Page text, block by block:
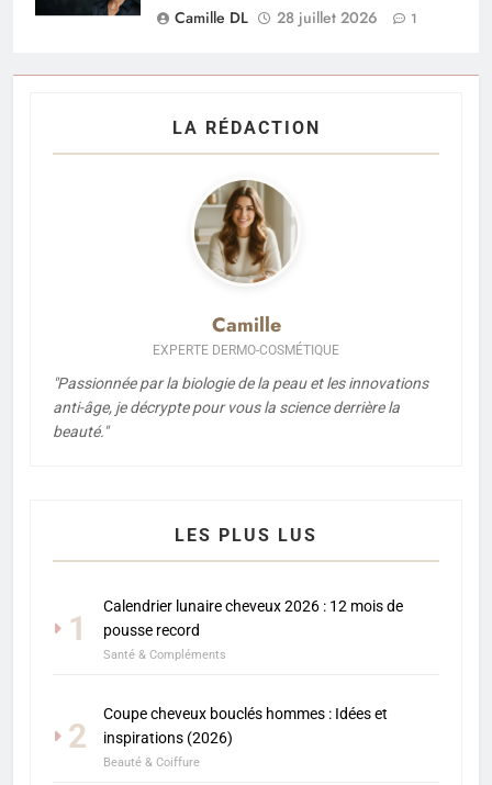
Camille DL
28 juillet 2026 1
LA RÉDACTION
Camille
EXPERTE DERMO-COSMÉTIQUE
"Passionnée par la biologie de la peau et les innovations
anti-âge, je décrypte pour vous la science derrière la
beauté."
LES PLUS LUS
1
Calendrier lunaire cheveux 2026 : 12 mois de
pousse record
Santé & Compléments
2
Coupe cheveux bouclés hommes : Idées et
inspirations (2026)
Beauté & Coiffure